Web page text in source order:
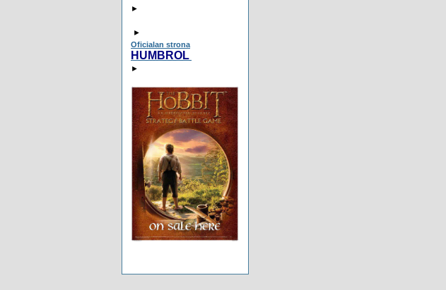
►
►
Oficialan strona
HUMBROL
►